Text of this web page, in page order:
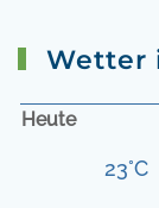
Wetter
Heute
23°C